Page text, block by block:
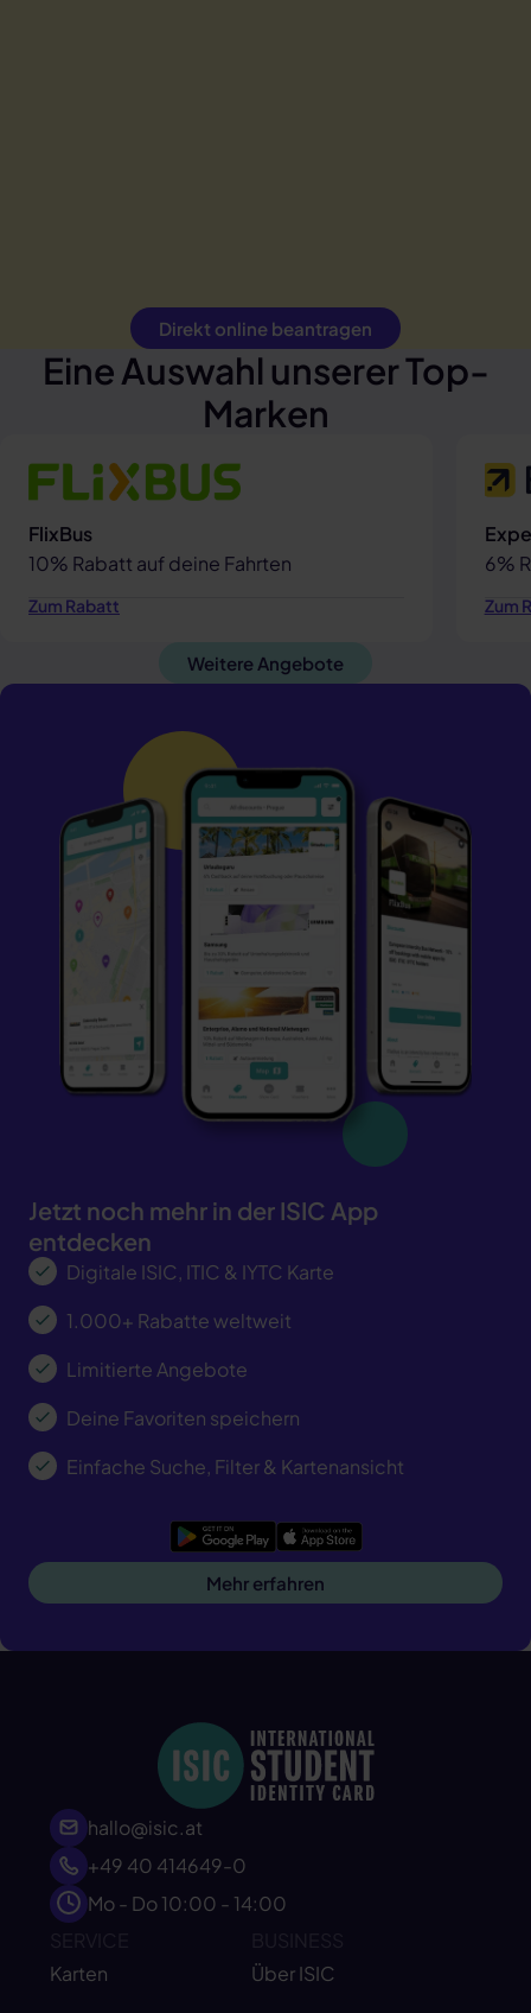
Direkt online beantragen
Eine Auswahl unserer Top-
Marken
FlixBus
10% Rabatt auf deine Fahrten
Zum Rabatt
6%
Zum
Weitere Angebote
Jetzt noch mehr in der ISIC App
entdecken
Digitale ISIC, ITIC & IYTC Karte
1.000+ Rabatte weltweit
Limitierte Angebote
Deine Favoriten speichern
Einfache Suche, Filter & Kartenansicht
Mehr erfahren
Google PlayApp Store
hallo@isic.at
+49 40 414649-0
Mo - Do 10:00 - 14:00
Karten
Über ISIC